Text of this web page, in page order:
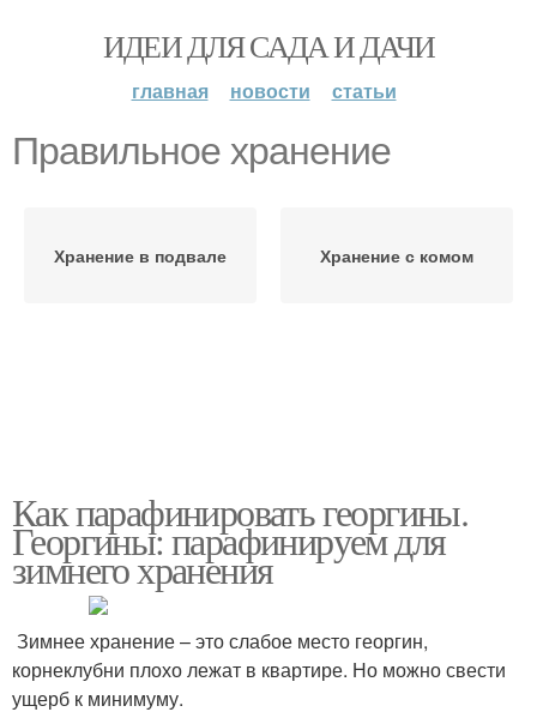
ИДЕИ ДЛЯ САДА И ДАЧИ
главная новости статьи
Правильное хранение
Хранение в подвале Хранение с комом
Как парафинировать георгины.
Георгины: парафинируем для
зимнего хранения
Зимнее хранение – это слабое место георгин,
корнеклубни плохо лежат в квартире. Но можно свести
ущерб к минимуму.